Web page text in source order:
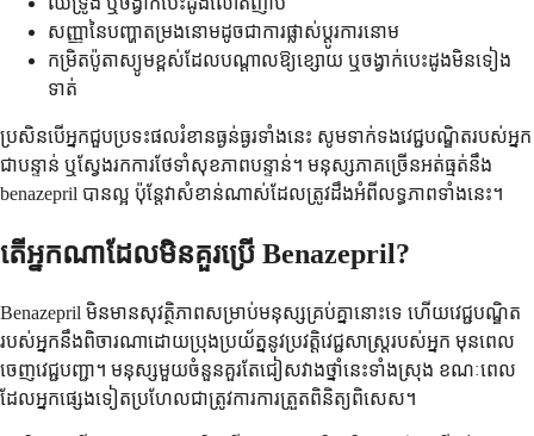
សញ្ញានៃបញ្ហាតម្រងនោមដូចជាការផ្លាស់ប្តូរការនោម
កម្រិតប៉ូតាស្យូមខ្ពស់ដែលបណ្តាលឱ្យខ្សោយ ឬចង្វាក់បេះដូងមិនទៀង
ទាត់
ប្រសិនបើអ្នកជួបប្រទះផលរំខានធ្ងន់ធ្ងរទាំងនេះ សូមទាក់ទងវេជ្ជបណ្ឌិតរបស់អ្នក
ជាបន្ទាន់ ឬស្វែងរកការថែទាំសុខភាពបន្ទាន់។ មនុស្សភាគច្រើនអត់ធ្មត់នឹង
benazepril បានល្អ ប៉ុន្តែវាសំខាន់ណាស់ដែលត្រូវដឹងអំពីលទ្ធភាពទាំងនេះ។
តើអ្នកណាដែលមិនគួរប្រើ Benazepril?
Benazepril មិនមានសុវត្ថិភាពសម្រាប់មនុស្សគ្រប់គ្នានោះទេ ហើយវេជ្ជបណ្ឌិត
របស់អ្នកនឹងពិចារណាដោយប្រុងប្រយ័ត្ននូវប្រវត្តិវេជ្ជសាស្ត្ររបស់អ្នក មុនពេល
ចេញវេជ្ជបញ្ជា។ មនុស្សមួយចំនួនគួរតែជៀសវាងថ្នាំនេះទាំងស្រុង ខណៈពេល
ដែលអ្នកផ្សេងទៀតប្រហែលជាត្រូវការការត្រួតពិនិត្យពិសេស។